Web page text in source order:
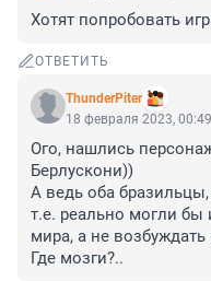
Хотят попробовать
ОТВЕТИТЬ
ThunderPiter
18 февраля 2023, 00:49
Ого, нашлись
Берлускони))
А ведь оба
т.е. реально могли бы
мира, а не
Где мозги?..